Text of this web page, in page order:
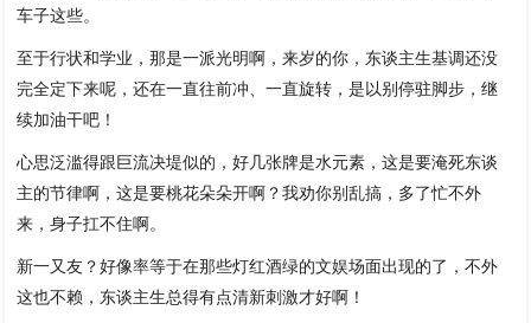
车子这些。
至于行状和学业，那是一派光明啊，来岁的你，东谈主生基调还没
完全定下来呢，还在一直往前冲、一直旋转，是以别停驻脚步，继
续加油干吧！
心思泛滥得跟巨流决堤似的，好几张牌是水元素，这是要淹死东谈
主的节律啊，这是要桃花朵朵开啊？我劝你别乱搞，多了忙不外
来，身子扛不住啊。
新一又友？好像率等于在那些灯红酒绿的文娱场面出现的了，不外
这也不赖，东谈主生总得有点清新刺激才好啊！